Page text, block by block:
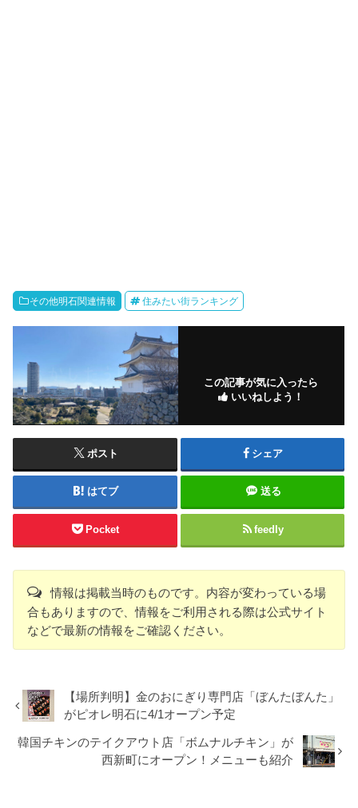
その他明石関連情報 住みたい街ランキング
この記事が気に入ったら
いいねしよう！
ポスト シェア
はてブ 送る
Pocket feedly
情報は掲載当時のものです。内容が変わっている場
合もありますので、情報をご利用される際は公式サイト
などで最新の情報をご確認ください。
【場所判明】金のおにぎり専門店「ぼんたぼんた」
がピオレ明石に4/1オープン予定
韓国チキンのテイクアウト店「ボムナルチキン」が
西新町にオープン！メニューも紹介